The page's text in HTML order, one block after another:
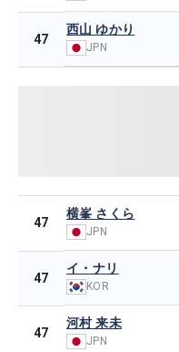
47
西山 ゆかり
JPN
47
横峯 さくら
JPN
47
イ・ナリ
KOR
47
河村 来未
JPN